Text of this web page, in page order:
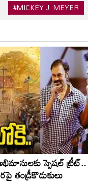
#MICKEY J. MEYER
స్పెషల్ ట్రీట్..
తండ్రీకొడుకులు